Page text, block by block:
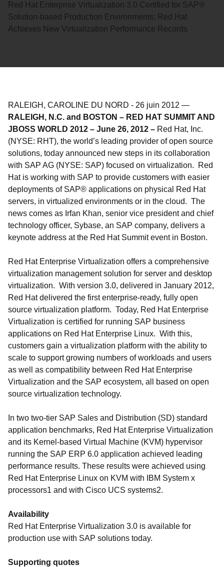
Red Hat Enterprise Virtualization 3.0 Certified for SAP®
Solution-based Production Environments; Red Hat
Achieves New Virtualization Performance Records
RALEIGH, CAROLINE DU NORD - 26 juin 2012 —
RALEIGH, N.C. and BOSTON – RED HAT SUMMIT AND
JBOSS WORLD 2012 – June 26, 2012 – Red Hat, Inc.
(NYSE: RHT), the world’s leading provider of open source
solutions, today announced new steps in its collaboration
with SAP AG (NYSE: SAP) focused on virtualization. Red
Hat is working with SAP to provide customers with easier
deployments of SAP® applications on physical Red Hat
servers, in virtualized environments or in the cloud. The
news comes as Irfan Khan, senior vice president and chief
technology officer, Sybase, an SAP company, delivers a
keynote address at the Red Hat Summit event in Boston.
Red Hat Enterprise Virtualization offers a comprehensive
virtualization management solution for server and desktop
virtualization. With version 3.0, delivered in January 2012,
Red Hat delivered the first enterprise-ready, fully open
source virtualization platform. Today, Red Hat Enterprise
Virtualization is certified for running SAP business
applications on Red Hat Enterprise Linux. With this,
customers gain a virtualization platform with the ability to
scale to support growing numbers of workloads and users
as well as compatibility between Red Hat Enterprise
Virtualization and the SAP ecosystem, all based on open
source virtualization technology.
In two two-tier SAP Sales and Distribution (SD) standard
application benchmarks, Red Hat Enterprise Virtualization
and its Kernel-based Virtual Machine (KVM) hypervisor
running the SAP ERP 6.0 application achieved leading
performance results. These results were achieved using
Red Hat Enterprise Linux on KVM with IBM System x
processors1 and with Cisco UCS systems2.
Availability
Red Hat Enterprise Virtualization 3.0 is available for
production use with SAP solutions today.
Supporting quotes